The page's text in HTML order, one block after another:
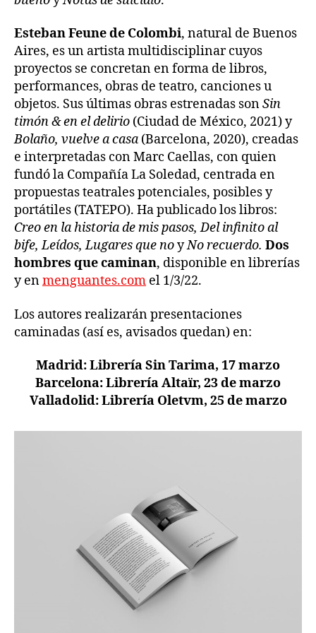
Esteban Feune de Colombi, natural de Buenos
Aires, es un artista multidisciplinar cuyos
proyectos se concretan en forma de libros,
performances, obras de teatro, canciones u
objetos. Sus últimas obras estrenadas sonSin
timón & en el delirio (Ciudad de México, 2021) y
Bolaño, vuelve a casa (Barcelona, 2020), creadas
e interpretadas con Marc Caellas, con quien
fundó la Compañía La Soledad, centrada en
propuestas teatrales potenciales, posibles y
portátiles (TATEPO). Ha publicado los libros:
Creo en la historia de mis pasos, Del infinito al
bife, Leídos, Lugares que noyNo recuerdo. Dos
hombres que caminan, disponible en librerías
y enmenguantes.com el 1/3/22.
Los autores realizarán presentaciones
caminadas (así es, avisados quedan) en:
Madrid: Librería Sin Tarima, 17 marzo
Barcelona: Librería Altaïr, 23 de marzo
Valladolid: Librería Oletvm, 25 de marzo